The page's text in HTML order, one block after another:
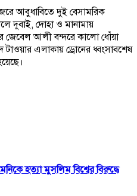
আবুধাবিতে দুই বেসামরিক
দুবাই, দোহা ও মানামায়
জেবেল আলী বন্দরে কালো ধোঁয়া
এলাকায় ড্রোনের ধ্বংসাবশেষ
হত্যা মুসলিম বিশ্বের বিরুদ্ধে